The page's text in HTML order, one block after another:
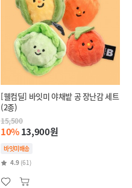
[웰컴딜] 바잇미 야채밭 공 장난감 세트
(2종)
15,500
10%13,900원
바잇미배송
4.9 (61)